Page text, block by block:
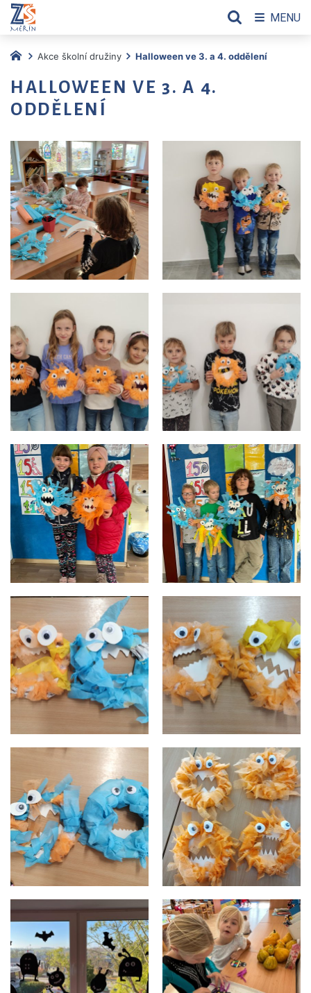
Akce školní družiny Halloween ve 3. a 4. oddělení
HALLOWEEN VE 3. A 4.
ODDĚLENÍ
MENU